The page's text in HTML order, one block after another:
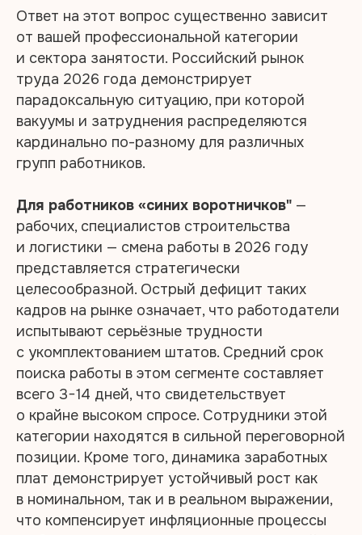
Ответ на этот вопрос существенно зависит
от вашей профессиональной категории
и сектора занятости. Российский рынок
труда 2026 года демонстрирует
парадоксальную ситуацию, при которой
вакуумы и затруднения распределяются
кардинально по-разному для различных
групп работников.
Для работников «синих воротничков" —
рабочих, специалистов строительства
и логистики — смена работы в 2026 году
представляется стратегически
целесообразной. Острый дефицит таких
кадров на рынке означает, что работодатели
испытывают серьёзные трудности
с укомплектованием штатов. Средний срок
поиска работы в этом сегменте составляет
всего 3−14 дней, что свидетельствует
о крайне высоком спросе. Сотрудники этой
категории находятся в сильной переговорной
позиции. Кроме того, динамика заработных
плат демонстрирует устойчивый рост как
в номинальном, так и в реальном выражении,
что компенсирует инфляционные процессы